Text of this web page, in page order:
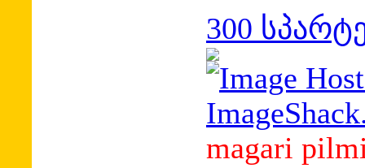
300
magari